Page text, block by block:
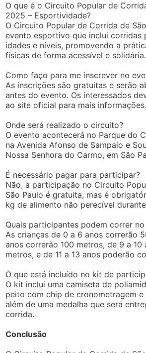
O que é o Circuito Popular de
2025 – Esportividade?
O Circuito Popular de Corrida de
evento esportivo que inclui corridas
idades e níveis, promovendo a
físicas de forma acessível e solidária.
Como faço para me inscrever no
As inscrições são gratuitas e serão
antes do evento. Os interessados
ao site oficial para mais informações.
Onde será realizado o circuito?
O evento acontecerá no Parque do
na Avenida Afonso de Sampaio e
Nossa Senhora do Carmo, em São
É necessário pagar para participar?
Não, a participação no Circuito
São Paulo é gratuita, mas é
kg de alimento não perecível
Quais participantes podem correr
As crianças de 0 a 6 anos correrão
anos correrão 100 metros, de 9 a 10
metros, e de 11 a 13 anos poderão
O que está incluído no kit de
O kit inclui uma camiseta de
peito com chip de cronometragem e
além de uma medalha que será
corrida.
Conclusão